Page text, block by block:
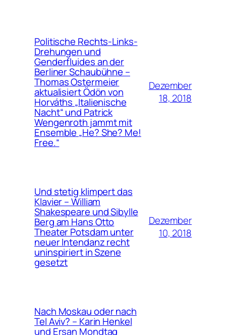
Politische Rechts-Links-
Drehungen und
Genderfluides an der
Berliner Schaubühne –
Thomas Ostermeier
aktualisiert Ödön von
Horváths „Italienische
Nacht“ und Patrick
Wengenroth jammt mit
Ensemble „He? She? Me!
Free.“
Dezember
18, 2018
Und stetig klimpert das
Klavier – William
Shakespeare und Sibylle
Berg am Hans Otto
Theater Potsdam unter
neuer Intendanz recht
uninspiriert in Szene
gesetzt
Dezember
10, 2018
Nach Moskau oder nach
Tel Aviv? – Karin Henkel
und Ersan Mondtag